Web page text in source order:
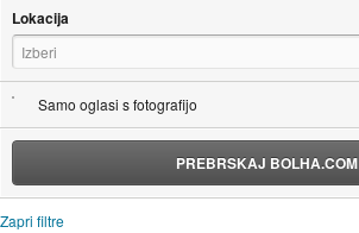
Lokacija
Izberi
Samo oglasi s fotografijo
PREBRSKAJ BOLHA.COM
Zapri filtre